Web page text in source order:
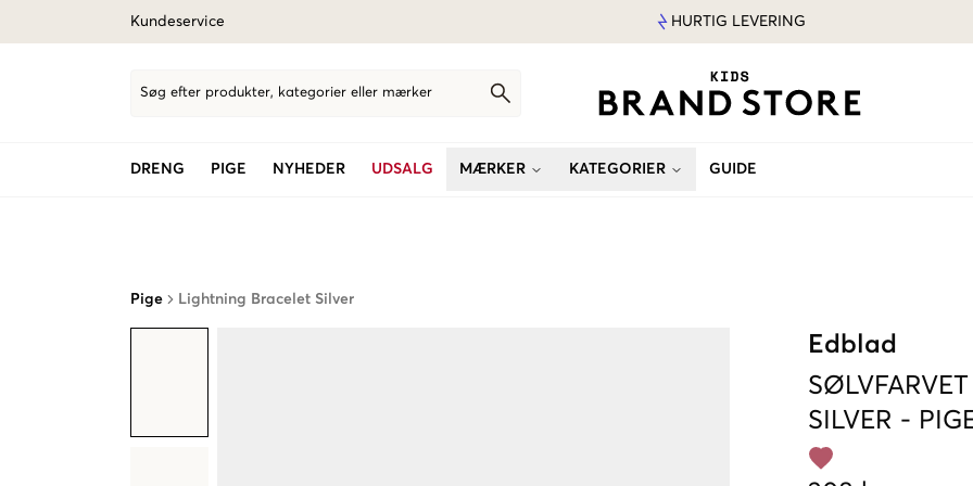
Kundeservice HURTIG LEVERING
Søg efter produkter, kategorier eller mærker
DRENG PIGE NYHEDER UDSALG MÆRKER KATEGORIER GUIDE
Pige Lightning Bracelet Silver
Edblad
SØLVFARVET
SILVER -